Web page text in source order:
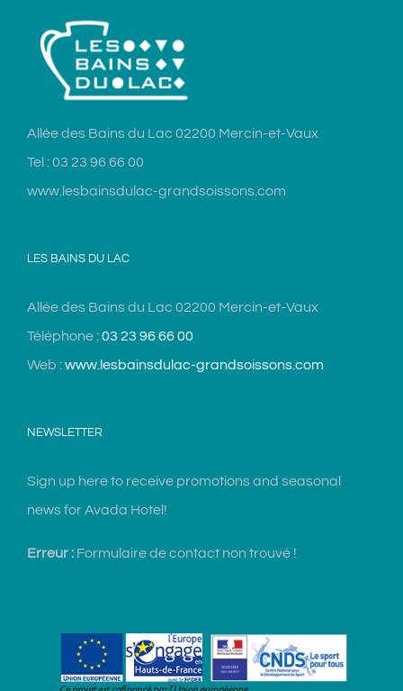
Allée des Bains du Lac 02200 Mercin-et-Vaux
Tel : 03 23 96 66 00
www.lesbainsdulac-grandsoissons.com
LES BAINS DU LAC
Allée des Bains du Lac 02200 Mercin-et-Vaux
Téléphone :03 23 96 66 00
Web :www.lesbainsdulac-grandsoissons.com
NEWSLETTER
Sign up here to receive promotions and seasonal
news for Avada Hotel!
Erreur : Formulaire de contact non trouvé !